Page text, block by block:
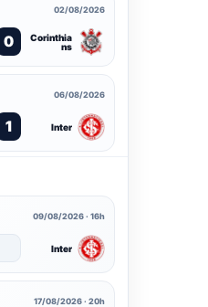
02/08/2026
0
Corinthia
ns
06/08/2026
1 Inter
09/08/2026 · 16h
Inter
17/08/2026 · 20h